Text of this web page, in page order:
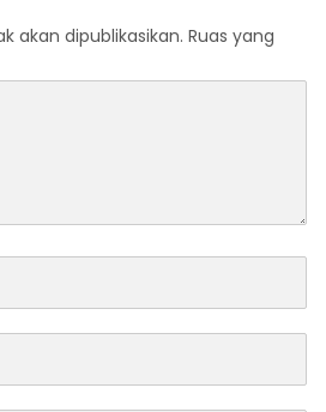
akan dipublikasikan. Ruas yang